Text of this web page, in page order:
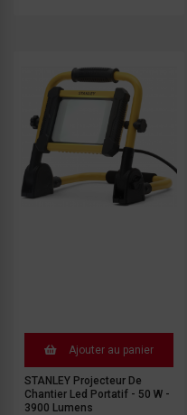
Ajouter au panier
STANLEY Projecteur De
Chantier Led Portatif - 50 W -
3900 Lumens